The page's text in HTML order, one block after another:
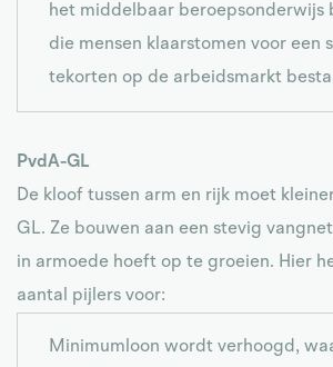
het middelbaar beroepsonderwijs
die mensen klaarstomen voor een
tekorten op de arbeidsmarkt
PvdA-GL
De kloof tussen arm en rijk moet
GL. Ze bouwen aan een stevig
in armoede hoeft op te groeien. Hier
aantal pijlers voor:
Minimumloon wordt verhoogd,